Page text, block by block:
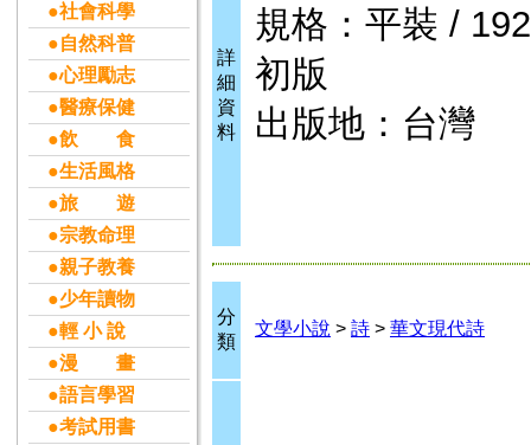
●社會科學
●自然科普
●心理勵志
●醫療保健
●飲 食
●生活風格
●旅 遊
●宗教命理
●親子教養
●少年讀物
●輕 小 說
●漫 畫
●語言學習
●考試用書
詳
細
資
料
規格：平裝 /
初版
出版地：台灣
分
類
文學小說 > 詩 > 華文現代詩